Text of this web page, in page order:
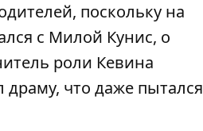
поскольку на
с Милой Кунис, о
роли Кевина
драму, что даже пытался